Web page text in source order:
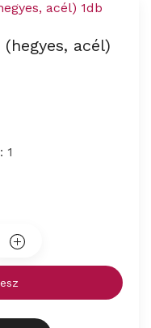
acél)
1